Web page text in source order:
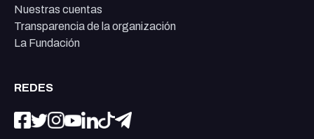
Nuestras cuentas
Transparencia de la organización
La Fundación
REDES